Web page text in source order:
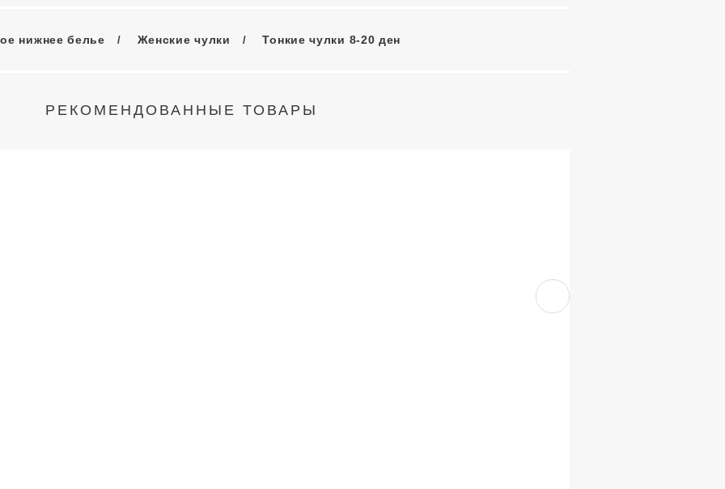
нижнее белье Женские чулки Тонкие чулки 8-20 ден
РЕКОМЕНДОВАННЫЕ ТОВАРЫ